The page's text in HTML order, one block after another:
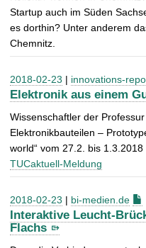
Startup auch im Süden
es dorthin? Unter anderem
Chemnitz.
2018-02-23 | innovations-
Elektronik aus einem
Wissenschaftler der
Elektronikbauteilen –
world“ vom 27.2. bis
TUCaktuell-Meldung
2018-02-23 | bi-medien.de
Interaktive Leucht-
Flachs